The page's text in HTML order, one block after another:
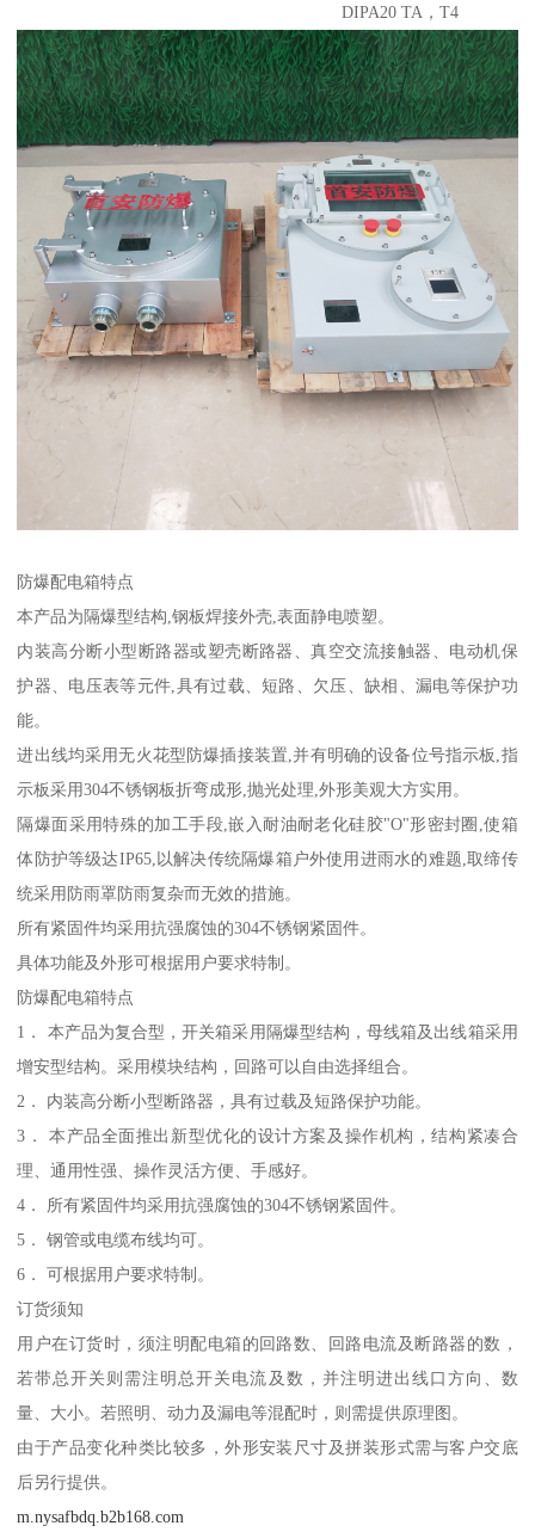
DIPA20 TA，T4
防爆配电箱特点
本产品为隔爆型结构,钢板焊接外壳,表面静电喷塑。
内装高分断小型断路器或塑壳断路器、真空交流接触器、电动机保
护器、电压表等元件,具有过载、短路、欠压、缺相、漏电等保护功
能。
进出线均采用无火花型防爆插接装置,并有明确的设备位号指示板,指
示板采用304不锈钢板折弯成形,抛光处理,外形美观大方实用。
隔爆面采用特殊的加工手段,嵌入耐油耐老化硅胶"O"形密封圈,使箱
体防护等级达IP65,以解决传统隔爆箱户外使用进雨水的难题,取缔传
统采用防雨罩防雨复杂而无效的措施。
所有紧固件均采用抗强腐蚀的304不锈钢紧固件。
具体功能及外形可根据用户要求特制。
防爆配电箱特点
1． 本产品为复合型，开关箱采用隔爆型结构，母线箱及出线箱采用
增安型结构。采用模块结构，回路可以自由选择组合。
2． 内装高分断小型断路器，具有过载及短路保护功能。
3． 本产品全面推出新型优化的设计方案及操作机构，结构紧凑合
理、通用性强、操作灵活方便、手感好。
4． 所有紧固件均采用抗强腐蚀的304不锈钢紧固件。
5． 钢管或电缆布线均可。
6． 可根据用户要求特制。
订货须知
用户在订货时，须注明配电箱的回路数、回路电流及断路器的数，
若带总开关则需注明总开关电流及数，并注明进出线口方向、数
量、大小。若照明、动力及漏电等混配时，则需提供原理图。
由于产品变化种类比较多，外形安装尺寸及拼装形式需与客户交底
后另行提供。
m.nysafbdq.b2b168.com